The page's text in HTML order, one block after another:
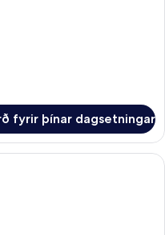
fyrir þínar dagsetningar
- sjávarsýn (Riviera) | Rúmföt